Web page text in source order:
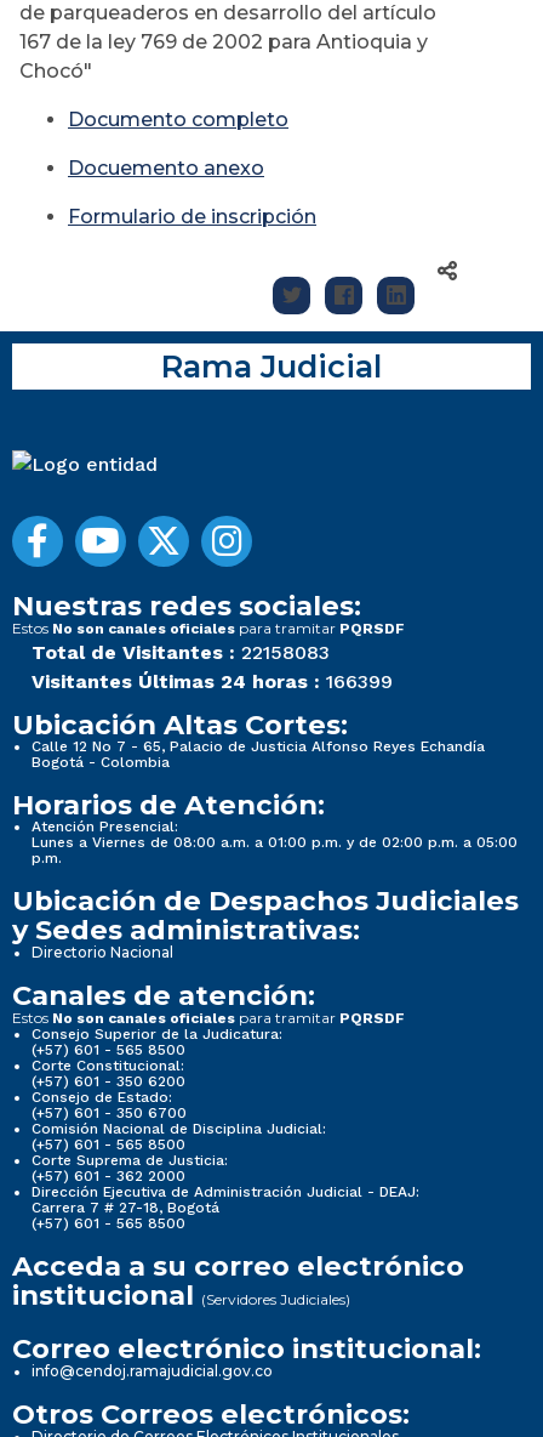
de parqueaderos en desarrollo del artículo
167 de la ley 769 de 2002 para Antioquia y
Chocó"
Documento completo
Docuemento anexo
Formulario de inscripción
Rama Judicial
Nuestras redes sociales:
Estos No son canales oficiales para tramitar PQRSDF
Total de Visitantes : 22158083
Visitantes Últimas 24 horas : 166399
Ubicación Altas Cortes:
Calle 12 No 7 - 65, Palacio de Justicia Alfonso Reyes Echandía
Bogotá - Colombia
Horarios de Atención:
Atención Presencial:
Lunes a Viernes de 08:00 a.m. a 01:00 p.m. y de 02:00 p.m. a 05:00
p.m.
Ubicación de Despachos Judiciales
y Sedes administrativas:
Directorio Nacional
Canales de atención:
Estos No son canales oficiales para tramitar PQRSDF
Consejo Superior de la Judicatura:
(+57) 601 - 565 8500
Corte Constitucional:
(+57) 601 - 350 6200
Consejo de Estado:
(+57) 601 - 350 6700
Comisión Nacional de Disciplina Judicial:
(+57) 601 - 565 8500
Corte Suprema de Justicia:
(+57) 601 - 362 2000
Dirección Ejecutiva de Administración Judicial - DEAJ:
Carrera 7 # 27-18, Bogotá
(+57) 601 - 565 8500
Acceda a su correo electrónico
institucional (Servidores Judiciales)
Correo electrónico institucional:
info@cendoj.ramajudicial.gov.co
Otros Correos electrónicos: